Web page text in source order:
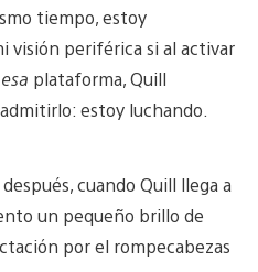
tiempo, estoy
visión periférica si al activar
esa plataforma, Quill
estoy luchando.
cuando Quill llega a
un pequeño brillo de
por el rompecabezas